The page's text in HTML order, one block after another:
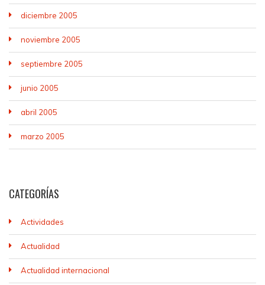
diciembre 2005
noviembre 2005
septiembre 2005
junio 2005
abril 2005
marzo 2005
CATEGORÍAS
Actividades
Actualidad
Actualidad internacional